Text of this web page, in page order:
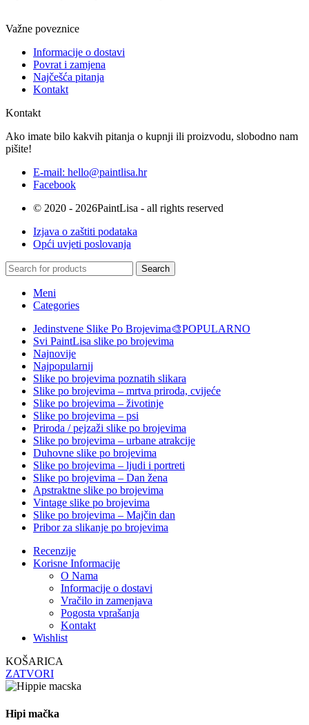
Važne poveznice
Informacije o dostavi
Povrat i zamjena
Najčešća pitanja
Kontakt
Kontakt
Ako imate bilo kakvih pitanja o kupnji ili proizvodu, slobodno nam
pišite!
E-mail: hello@paintlisa.hr
Facebook
© 2020 - 2026PaintLisa - all rights reserved
Izjava o zaštiti podataka
Opći uvjeti poslovanja
Search
Meni
Categories
Jedinstvene Slike Po Brojevima🎨POPULARNO
Svi PaintLisa slike po brojevima
Najnovije
Najpopularnij
Slike po brojevima poznatih slikara
Slike po brojevima – mrtva priroda, cvijeće
Slike po brojevima – životinje
Slike po brojevima – psi
Priroda / pejzaži slike po brojevima
Slike po brojevima – urbane atrakcije
Duhovne slike po brojevima
Slike po brojevima – ljudi i portreti
Slike po brojevima – Dan žena
Apstraktne slike po brojevima
Vintage slike po brojevima
Slike po brojevima – Majčin dan
Pribor za slikanje po brojevima
Recenzije
Korisne Informacije
O Nama
Informacije o dostavi
Vračilo in zamenjava
Pogosta vprašanja
Kontakt
Wishlist
KOŠARICA
ZATVORI
Hipi mačka